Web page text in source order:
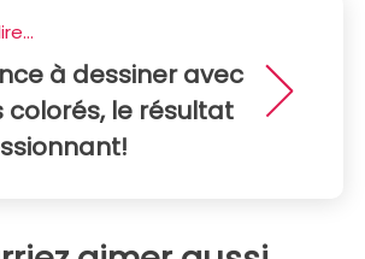
à dessiner avec
colorés, le résultat